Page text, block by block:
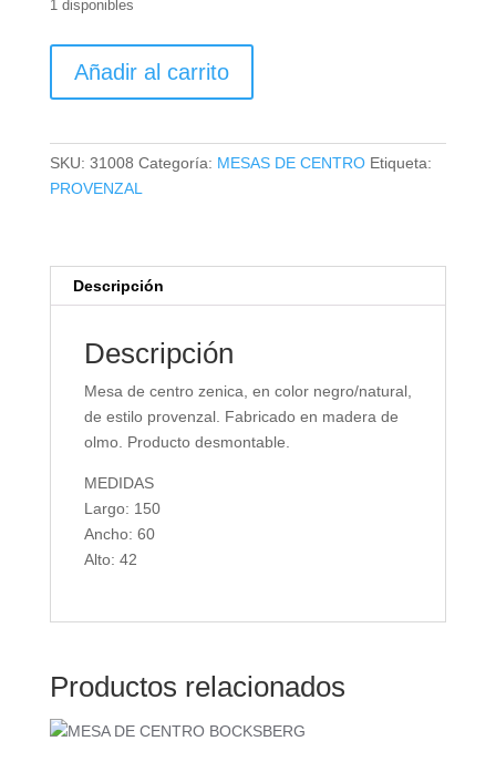
1 disponibles
cantidad
Añadir al carrito
SKU: 31008 Categoría: MESAS DE CENTRO Etiqueta:
PROVENZAL
Descripción
Descripción
Mesa de centro zenica, en color negro/natural,
de estilo provenzal. Fabricado en madera de
olmo. Producto desmontable.
MEDIDAS
Largo: 150
Ancho: 60
Alto: 42
Productos relacionados